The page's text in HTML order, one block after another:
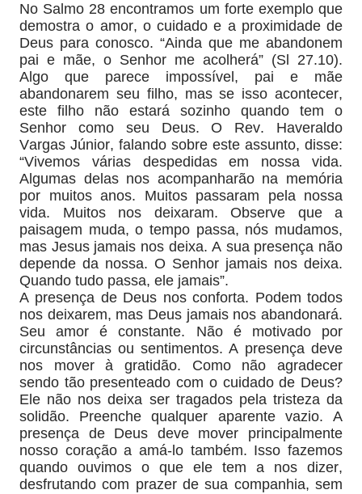
No Salmo 28 encontramos um forte exemplo que
demostra o amor, o cuidado e a proximidade de
Deus para conosco. “Ainda que me abandonem
pai e mãe, o Senhor me acolherá” (Sl 27.10).
Algo que parece impossível, pai e mãe
abandonarem seu filho, mas se isso acontecer,
este filho não estará sozinho quando tem o
Senhor como seu Deus. O Rev. Haveraldo
Vargas Júnior, falando sobre este assunto, disse:
“Vivemos várias despedidas em nossa vida.
Algumas delas nos acompanharão na memória
por muitos anos. Muitos passaram pela nossa
vida. Muitos nos deixaram. Observe que a
paisagem muda, o tempo passa, nós mudamos,
mas Jesus jamais nos deixa. A sua presença não
depende da nossa. O Senhor jamais nos deixa.
Quando tudo passa, ele jamais”.
A presença de Deus nos conforta. Podem todos
nos deixarem, mas Deus jamais nos abandonará.
Seu amor é constante. Não é motivado por
circunstâncias ou sentimentos. A presença deve
nos mover à gratidão. Como não agradecer
sendo tão presenteado com o cuidado de Deus?
Ele não nos deixa ser tragados pela tristeza da
solidão. Preenche qualquer aparente vazio. A
presença de Deus deve mover principalmente
nosso coração a amá-lo também. Isso fazemos
quando ouvimos o que ele tem a nos dizer,
desfrutando com prazer de sua companhia, sem